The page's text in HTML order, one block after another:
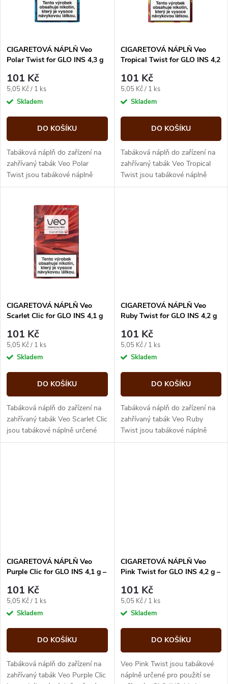
p
r
o
d
u
k
s
p
r
o
d
u
CIGARETOVÁ NÁPLŇ Veo
Polar Twist for GLO INS 4,3 g
101 Kč
Měrná
cena:
5,05 Kč / 1 ks
Skladem
DO KOŠÍKU
Tabáková náplň do zařízení na
zahřívaný tabák Veo Polar
Twist jsou tabákové náplně
určené pro zařízení GLO INS.
CIGARETOVÁ NÁPLŇ Veo
Tropical Twist for GLO INS 4,2
101 Kč
Měrná
cena:
5,05 Kč / 1 ks
Skladem
DO KOŠÍKU
Tabáková náplň do zařízení na
zahřívaný tabák Veo Tropical
Twist jsou tabákové náplně
určené pro zařízení GLO INS.
CIGARETOVÁ NÁPLŇ Veo
Scarlet Clic for GLO INS 4,1 g
101 Kč
Měrná
cena:
5,05 Kč / 1 ks
Skladem
DO KOŠÍKU
Tabáková náplň do zařízení na
zahřívaný tabák Veo Scarlet Clic
jsou tabákové náplně určené
pro zařízení GLO INS. Varianta
CIGARETOVÁ NÁPLŇ Veo
Ruby Twist for GLO INS 4,2 g
101 Kč
Měrná
cena:
5,05 Kč / 1 ks
Skladem
DO KOŠÍKU
Tabáková náplň do zařízení na
zahřívaný tabák Veo Ruby
Twist jsou tabákové náplně
určené pro zařízení GLO INS.
CIGARETOVÁ NÁPLŇ Veo
Purple Clic for GLO INS 4,1 g –
101 Kč
Měrná
cena:
5,05 Kč / 1 ks
Skladem
DO KOŠÍKU
Tabáková náplň do zařízení na
zahřívaný tabák Veo Purple Clic
CIGARETOVÁ NÁPLŇ Veo
Pink Twist for GLO INS 4,2 g –
101 Kč
Měrná
cena:
5,05 Kč / 1 ks
Skladem
DO KOŠÍKU
Veo Pink Twist jsou tabákové
náplně určené pro použití se